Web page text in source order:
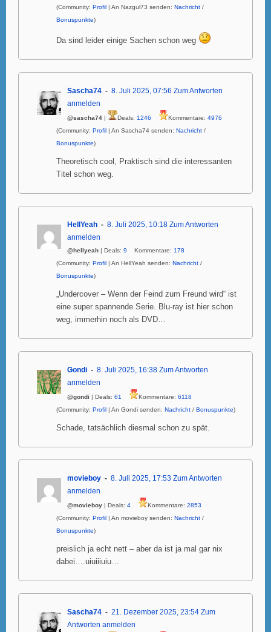
(Community: Profil | An Nazgul73 senden: Nachricht /
Bonuspunkte)
Da sind leider einige Sachen schon weg
Sascha74 8. Juli 2025, 07:56 Zum Antworten
anmelden
@sascha74 | Deals: 1246 Kommentare: 4976
(Community: Profil | An Sascha74 senden: Nachricht /
Bonuspunkte)
Theoretisch cool, Praktisch sind die interessanten
Titel schon weg.
HellYeah 8. Juli 2025, 10:18 Zum Antworten
anmelden
@hellyeah | Deals: 9 Kommentare: 178
(Community: Profil | An HellYeah senden: Nachricht /
Bonuspunkte)
„Undercover – Wenn der Feind zum Freund wird“ ist
eine super spannende Serie. Blu-ray ist hier schon
weg, immerhin noch als DVD…
Gondi 8. Juli 2025, 16:38 Zum Antworten
anmelden
@gondi | Deals: 61 Kommentare: 6118
(Community: Profil | An Gondi senden: Nachricht / Bonuspunkte)
Schade, tatsächlich diesmal schon zu spät.
movieboy 8. Juli 2025, 17:53 Zum Antworten
anmelden
@movieboy | Deals: 4 Kommentare: 2853
(Community: Profil | An movieboy senden: Nachricht /
Bonuspunkte)
preislich ja echt nett – aber da ist ja mal gar nix
dabei….uiuiiiuiu…
Sascha74 21. Dezember 2025, 23:54 Zum
Antworten anmelden